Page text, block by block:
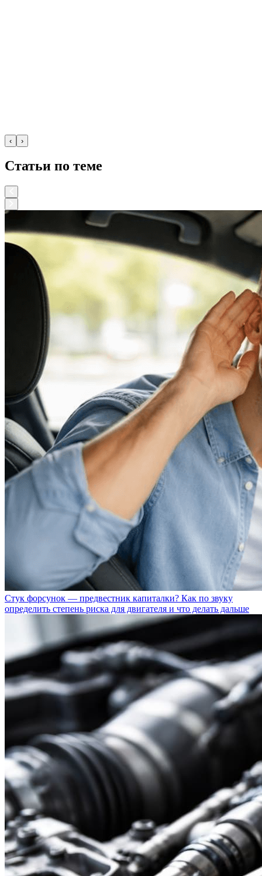
‹ ›
Статьи по теме
Стук форсунок — предвестник капиталки? Как по звуку
определить степень риска для двигателя и что делать дальше